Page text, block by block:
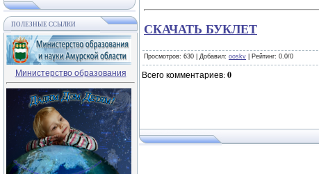
ПОЛЕЗНЫЕ ССЫЛКИ
Министерство образования
СКАЧАТЬ БУКЛЕТ
Просмотров: 630 | Добавил: ooskv Рейтинг: 0.0/0
Всего комментариев:0